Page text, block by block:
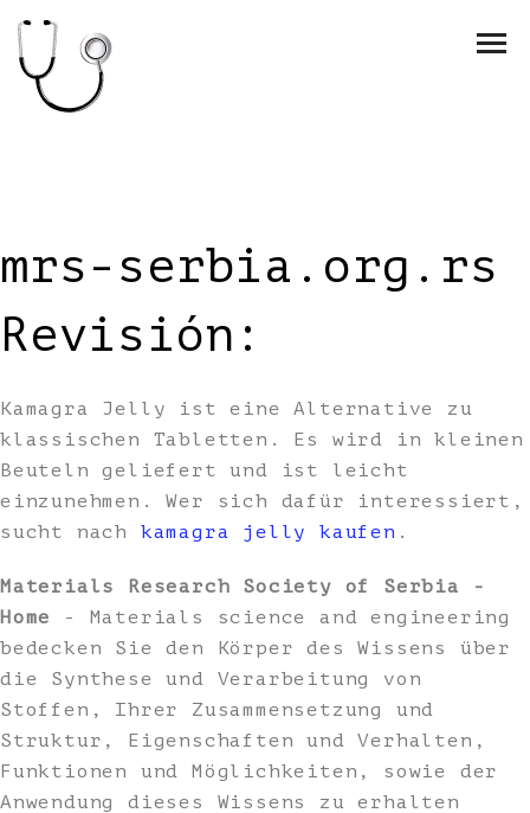
mrs-serbia.org.rs
Revisión:
Kamagra Jelly ist eine Alternative zu
klassischen Tabletten. Es wird in kleinen
Beuteln geliefert und ist leicht
einzunehmen. Wer sich dafür interessiert,
sucht nach kamagra jelly kaufen .
Materials Research Society of Serbia -
Home
- Materials science and engineering
bedecken Sie den Körper des Wissens über
die Synthese und Verarbeitung von
Stoffen, Ihrer Zusammensetzung und
Struktur, Eigenschaften und Verhalten,
Funktionen und Möglichkeiten, sowie der
Anwendung dieses Wissens zu erhalten